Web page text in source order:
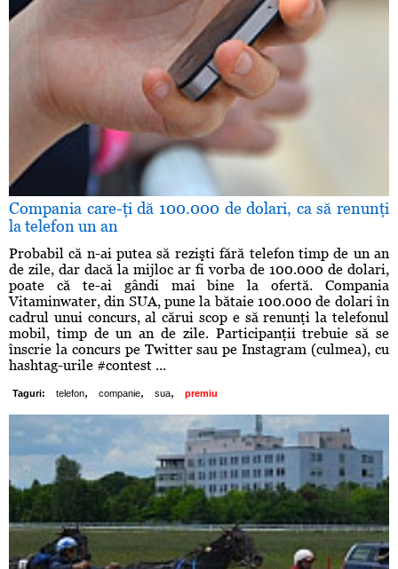
Compania care-ţi dă 100.000 de dolari, ca să renunţi
la telefon un an
Probabil că n-ai putea să rezişti fără telefon timp de un an
de zile, dar dacă la mijloc ar fi vorba de 100.000 de dolari,
poate că te-ai gândi mai bine la ofertă. Compania
Vitaminwater, din SUA, pune la bătaie 100.000 de dolari în
cadrul unui concurs, al cărui scop e să renunţi la telefonul
mobil, timp de un an de zile. Participanţii trebuie să se
înscrie la concurs pe Twitter sau pe Instagram (culmea), cu
hashtag-urile #contest ...
Taguri: telefon, companie, sua, premiu